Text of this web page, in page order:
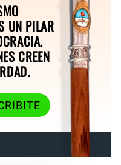
UN PILAR
CREEN